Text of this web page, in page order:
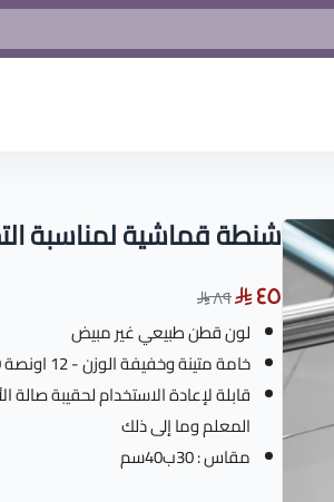
شنطة قماشية لمناسبة
٤٥
٨٩
لون قطن طبيعي غير مبيض
خامة متينة وخفيفة الوزن - 12 اونصة 100% قطن
قابلة لإعادة الاستخدام لحقيبة
المعلم وما إلى ذلك
مقاس : 30ب40سم